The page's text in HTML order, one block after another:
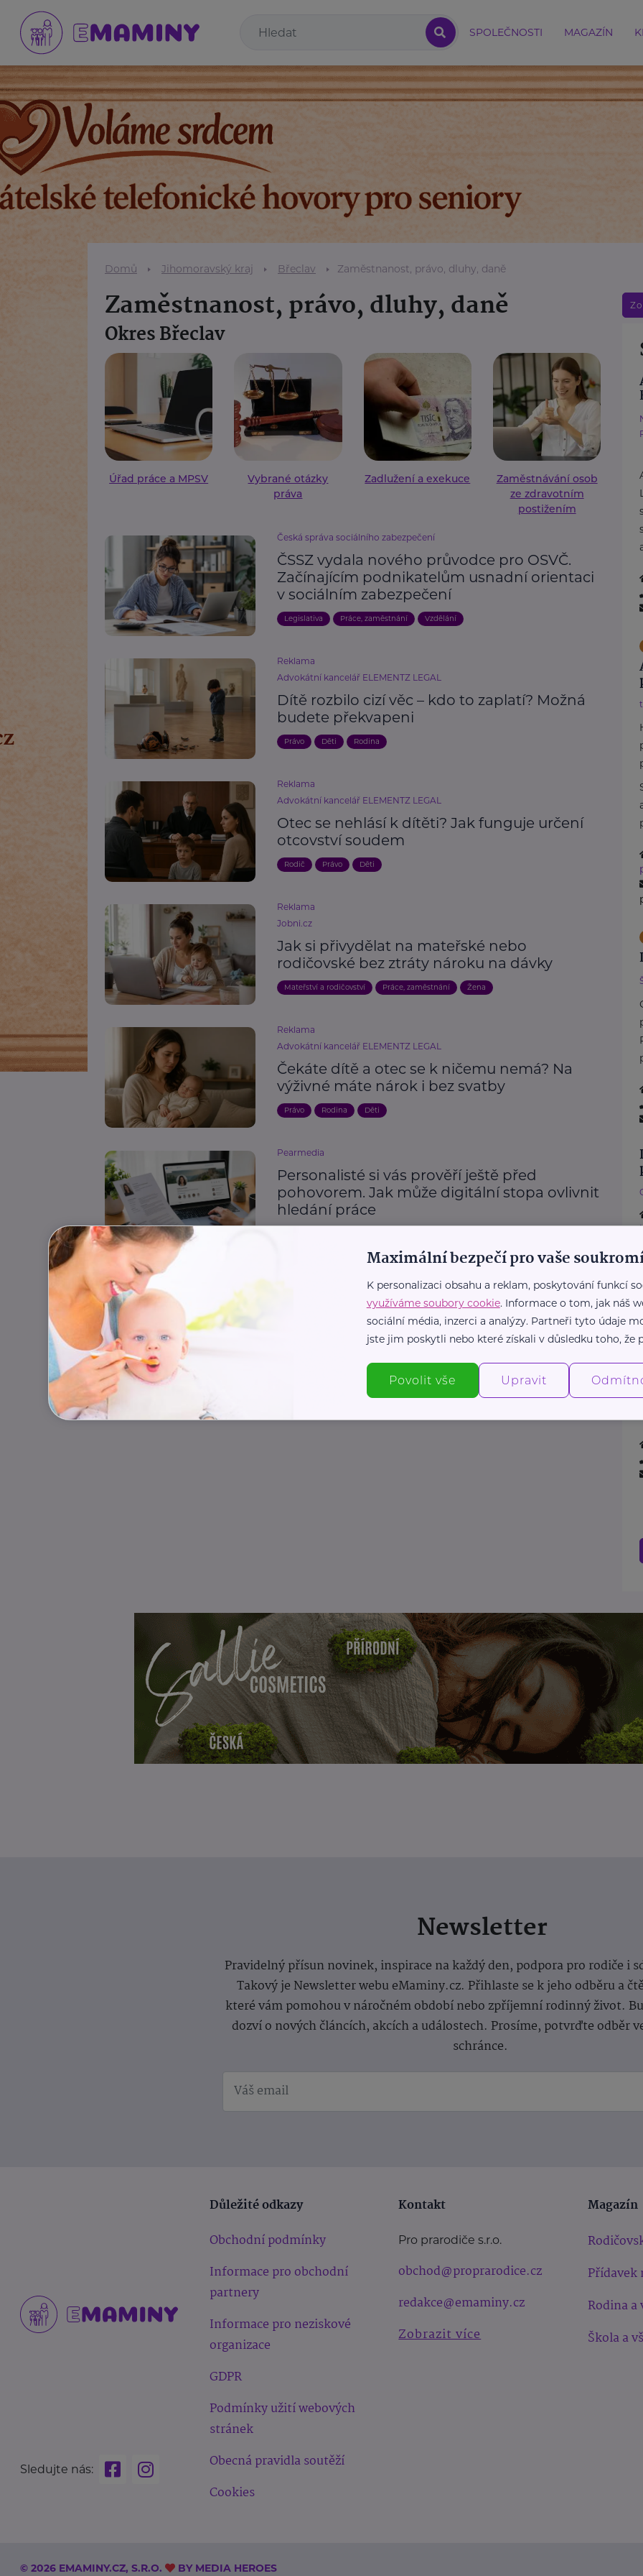
SPOLEČNOSTI MAGAZÍN
Domů Jihomoravský kraj Břeclav Zaměstnanost, právo, dluhy, daně
Zaměstnanost, právo, dluhy, daně
Okres Břeclav
Úřad práce a MPSV
Vybrané otázky
práva
Zadlužení a exekuce
Zaměstnávání osob
ze zdravotním
postižením
Česká správa sociálního zabezpečení
ČSSZ vydala nového průvodce pro OSVČ.
Začínajícím podnikatelům usnadní orientaci
v sociálním zabezpečení
Legislativa Práce, zaměstnání Vzdělání
Reklama
Advokátní kancelář ELEMENTZ LEGAL
Dítě rozbilo cizí věc – kdo to zaplatí? Možná
budete překvapeni
Právo Děti Rodina
Reklama
Advokátní kancelář ELEMENTZ LEGAL
Otec se nehlásí k dítěti? Jak funguje určení
otcovství soudem
Rodič Právo Děti
Reklama
Jobni.cz
Jak si přivydělat na mateřské nebo
rodičovské bez ztráty nároku na dávky
Mateřství a rodičovství Práce, zaměstnání Žena
Reklama
Advokátní kancelář ELEMENTZ LEGAL
Čekáte dítě a otec se k ničemu nemá? Na
výživné máte nárok i bez svatby
Právo Rodina Děti
Pearmedia
Personalisté si vás prověří ještě před
pohovorem. Jak může digitální stopa ovlivnit
hledání práce
Další články
Newsletter
Pravidelný přísun novinek, inspirace na každý den, podpora pro rodiče i
Takový je Newsletter webu eMaminy.cz. Přihlaste se k jeho odběru a
které vám pomohou v náročném období nebo zpříjemní rodinný život.
dozví o nových článcích, akcích a událostech. Prosíme, potvrďte odběr
schránce.
Sledujte nás:
Důležité odkazy
Obchodní podmínky
Informace pro obchodní
partnery
Informace pro neziskové
organizace
GDPR
Podmínky užití webových
stránek
Obecná pravidla soutěží
Cookies
Kontakt
Pro prarodiče s.r.o.
obchod@proprarodice.cz
redakce@emaminy.cz
Zobrazit více
Magazín
Přídavek
Rodina a
Škola a
© 2026 EMAMINY.CZ, S.R.O. BY MEDIA HEROES
Maximální bezpečí pro vaše
K personalizaci obsahu a reklam, poskytování funkcí
využíváme soubory cookie. Informace o tom, jak náš
sociální média, inzerci a analýzy. Partneři tyto údaje
jste jim poskytli nebo které získali v důsledku toho, že
Povolit vše Upravit